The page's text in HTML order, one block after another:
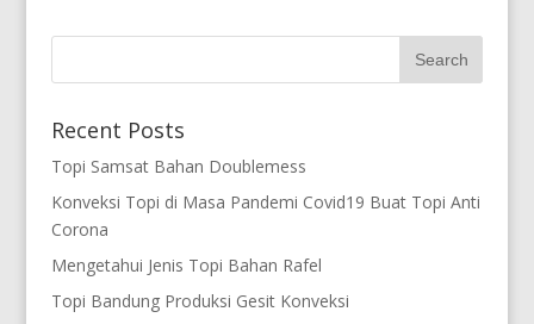
Recent Posts
Topi Samsat Bahan Doublemess
Konveksi Topi di Masa Pandemi Covid19 Buat Topi Anti
Corona
Mengetahui Jenis Topi Bahan Rafel
Topi Bandung Produksi Gesit Konveksi